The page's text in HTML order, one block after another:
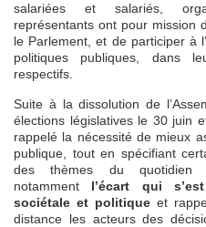
salariées et salariés,
représentants ont pour mission
le Parlement, et de participer à
politiques publiques, dans
respectifs.
Suite à la dissolution de
élections législatives le 30 juin
rappelé la nécessité de mieux
publique, tout en spécifiant
des thèmes du
notamment l’écart qui
sociétale et politiqueet
distance les acteurs des